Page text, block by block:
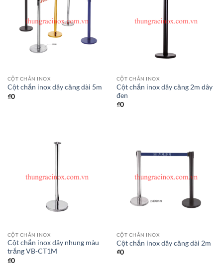
CỘT CHẮN INOX
Cột chắn inox dây căng dài 5m
₫0
CỘT CHẮN INOX
Cột chắn inox dây căng 2m dây
đen
₫0
CỘT CHẮN INOX
Cột chắn inox dây nhung màu
trắng VB-CT1M
₫0
CỘT CHẮN INOX
Cột chắn inox dây căng dài 2m
₫0